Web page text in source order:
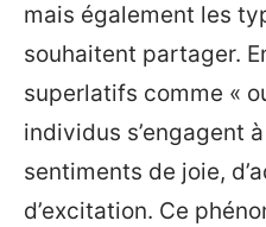
mais également les
souhaitent partager.
superlatifs comme «
individus s’engagent
sentiments de joie,
d’excitation. Ce